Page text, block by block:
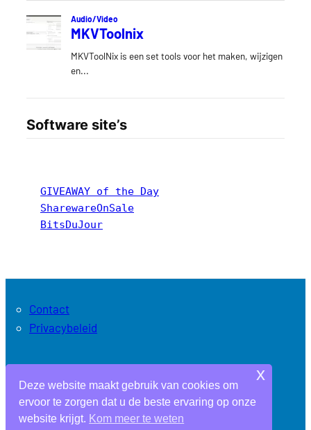
Software site’s
GIVEAWAY of the Day
SharewareOnSale
BitsDuJour
Contact
Privacybeleid
Deze website maakt gebruik van cookies om
ervoor te zorgen dat u de beste ervaring op onze
website krijgt. Kom meer te weten
x